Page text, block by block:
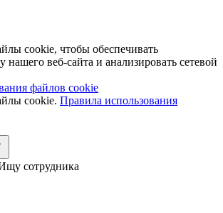
cookie, чтобы обеспечивать
нашего веб-сайта и анализировать сетевой
файлов cookie
cookie. Правила использования
сотрудника